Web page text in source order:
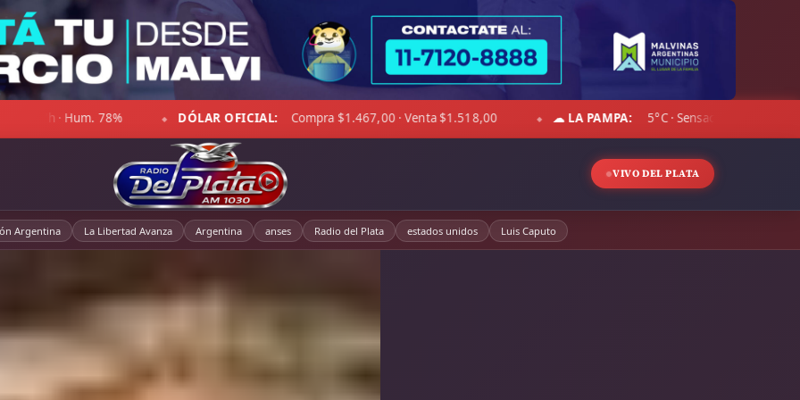
Sensación 1°C · Cielo despejado · Viento 11 km/h · Hum. 75% ◆ DÓLAR BLUE: Compra $1.497,00 · Venta $1.530,00
VIVO DEL PLATA
Argentina La Libertad Avanza Argentina anses Radio del Plata estados unidos Luis Caputo